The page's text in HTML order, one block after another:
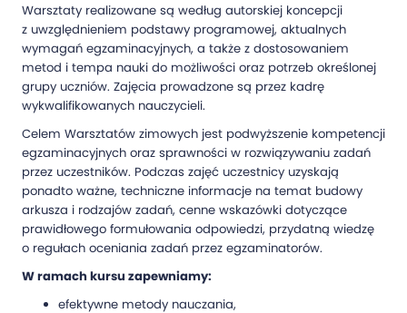
Warsztaty realizowane są według autorskiej koncepcji
z uwzględnieniem podstawy programowej, aktualnych
wymagań egzaminacyjnych, a także z dostosowaniem
metod i tempa nauki do możliwości oraz potrzeb określonej
grupy uczniów. Zajęcia prowadzone są przez kadrę
wykwalifikowanych nauczycieli.
Celem Warsztatów zimowych jest podwyższenie kompetencji
egzaminacyjnych oraz sprawności w rozwiązywaniu zadań
przez uczestników. Podczas zajęć uczestnicy uzyskają
ponadto ważne, techniczne informacje na temat budowy
arkusza i rodzajów zadań, cenne wskazówki dotyczące
prawidłowego formułowania odpowiedzi, przydatną wiedzę
o regułach oceniania zadań przez egzaminatorów.
W ramach kursu zapewniamy:
efektywne metody nauczania,